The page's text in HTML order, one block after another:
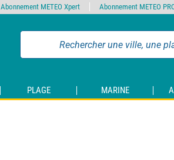
PLAGE MARINE
Abonnement METEO Xpert Abonnement METEO